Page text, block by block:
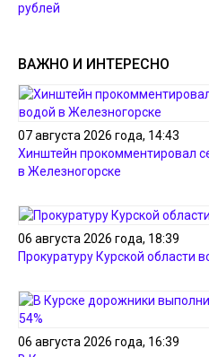
рублей
ВАЖНО И ИНТЕРЕСНО
07 августа 2026 года, 14:43
Хинштейн прокомментировал
в Железногорске
06 августа 2026 года, 18:39
Прокуратуру Курской области
06 августа 2026 года, 16:39